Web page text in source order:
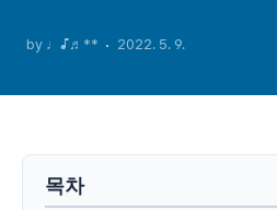
by ♩♪♬** 2022. 5. 9.
목차